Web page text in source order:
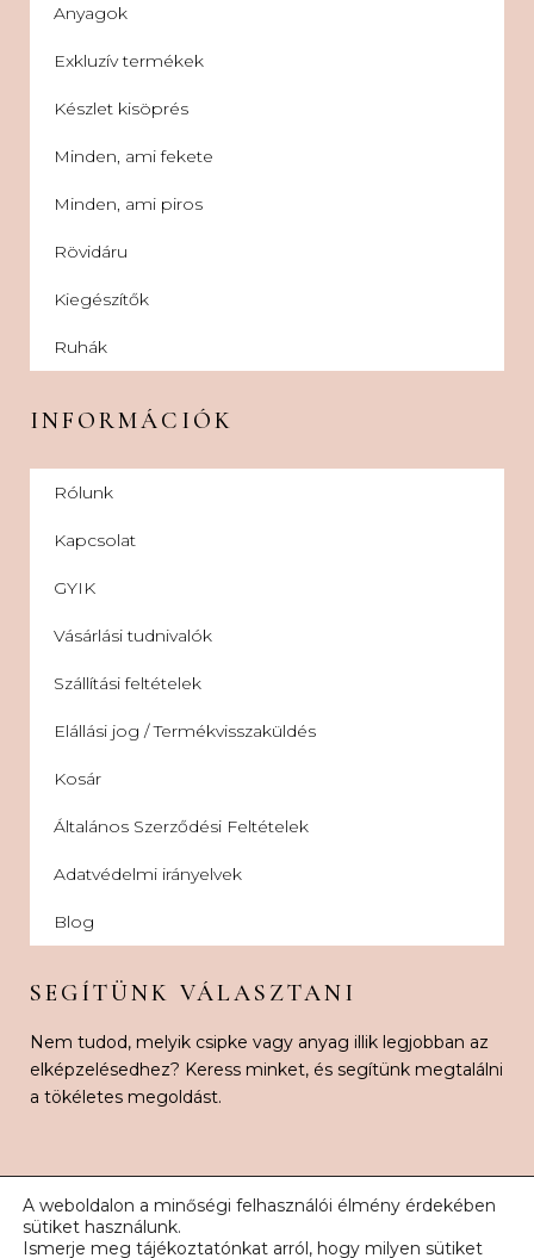
Anyagok
Exkluzív termékek
Készlet kisöprés
Minden, ami fekete
Minden, ami piros
Rövidáru
Kiegészítők
Ruhák
INFORMÁCIÓK
Rólunk
Kapcsolat
GYIK
Vásárlási tudnivalók
Szállítási feltételek
Elállási jog / Termékvisszaküldés
Kosár
Általános Szerződési Feltételek
Adatvédelmi irányelvek
Blog
SEGÍTÜNK VÁLASZTANI
Nem tudod, melyik csipke vagy anyag illik legjobban az
elképzelésedhez? Keress minket, és segítünk megtalálni
a tökéletes megoldást.
A weboldalon a minőségi felhasználói élmény érdekében
sütiket használunk.
Ismerje meg tájékoztatónkat arról, hogy milyen sütiket